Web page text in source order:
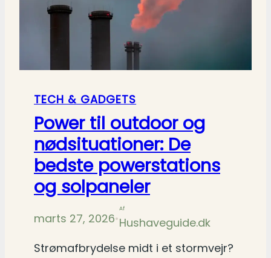
TECH & GADGETS
Power til outdoor og
nødsituationer: De
bedste powerstations
og solpaneler
marts 27, 2026•
Af
Hushaveguide.dk
Strømafbrydelse midt i et stormvejr?